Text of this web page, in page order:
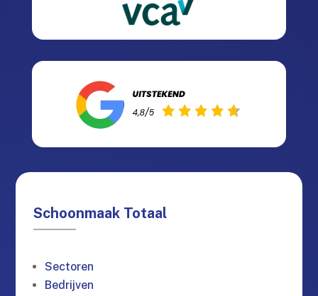
Schoonmaak Totaal
Sectoren
Bedrijven